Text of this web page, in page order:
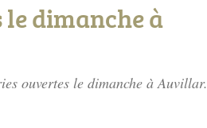
dimanche à
ouvertes le dimanche à Auvillar.